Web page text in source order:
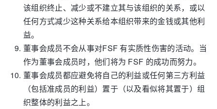
该组织终止、减少或不建立其与该组织的关系，或以
任何方式减少这种关系给本组织带来的金钱或其他利
益。
董事会成员不会从事对FSF 有实质性伤害的活动。当
作为董事会成员时，他们将为 FSF 的成功而努力。
董事会成员都应避免将自己的利益或任何第三方利益
（包括准成员的利益）置于（以及看似将其置于）组
织整体的利益之上。